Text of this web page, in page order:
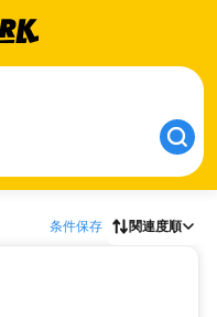
条件保存 関連度順